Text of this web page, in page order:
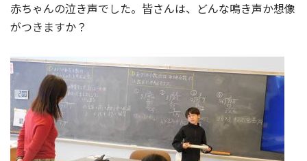
赤ちゃんの泣き声でした。皆さんは、どんな鳴き声か想像
がつきますか？